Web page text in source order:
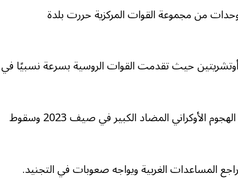
من مجموعة القوات المركزية حررت بلدة
حيث تقدمت القوات الروسية بسرعة نسبيًا في
وبدأت روسيا تكتسب المزيد من الأرض منذ فشل الهجوم الأوكراني المضاد الكبير في صيف 2023 وسقوط
المساعدات الغربية ويواجه صعوبات في التجنيد.